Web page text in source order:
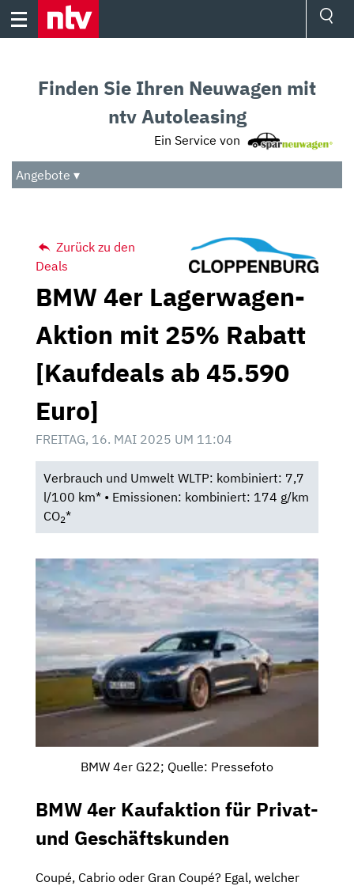
Skip
Audio
Das Beste
Finden Sie Ihren Neuwagen mit
ntv Autoleasing
Ein Service von
Angebote ▾
Zurück zu den
Deals
BMW 4er Lagerwagen-
Aktion mit 25% Rabatt
[Kaufdeals ab 45.590
Euro]
FREITAG, 16. MAI 2025 UM 11:04
Verbrauch und Umwelt WLTP: kombiniert: 7,7
l/100 km* • Emissionen: kombiniert: 174 g/km
CO2*
BMW 4er G22; Quelle: Pressefoto
BMW 4er Kaufaktion für Privat-
und Geschäftskunden
Coupé, Cabrio oder Gran Coupé? Egal, welcher